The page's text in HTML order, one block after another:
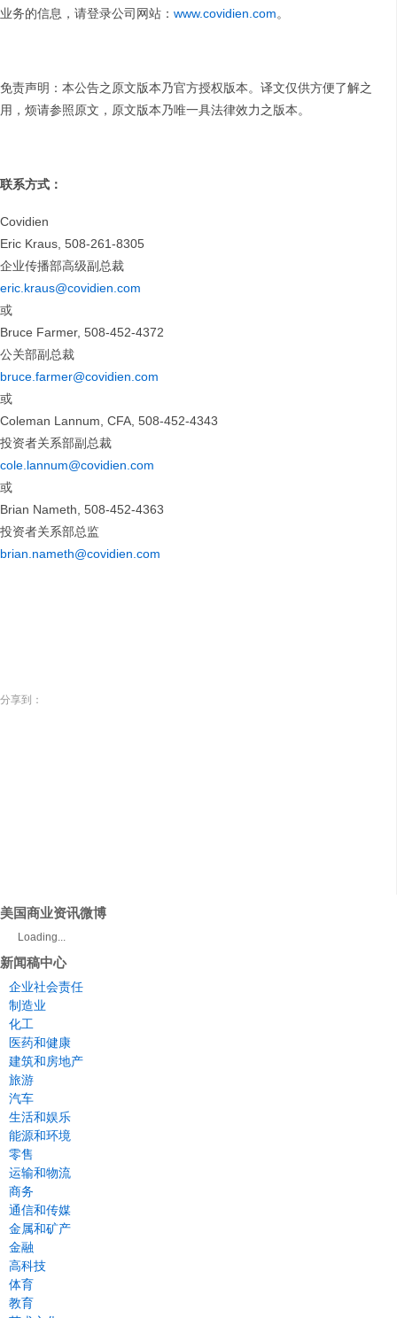
业务的信息，请登录公司网站： www.covidien.com。
免责声明：本公告之原文版本乃官方授权版本。译文仅供方便了解之
用，烦请参照原文，原文版本乃唯一具法律效力之版本。
联系方式：
Covidien
Eric Kraus, 508-261-8305
企业传播部高级副总裁
eric.kraus@covidien.com
或
Bruce Farmer, 508-452-4372
公关部副总裁
bruce.farmer@covidien.com
或
Coleman Lannum, CFA, 508-452-4343
投资者关系部副总裁
cole.lannum@covidien.com
或
Brian Nameth, 508-452-4363
投资者关系部总监
brian.nameth@covidien.com
分享到：
美国商业资讯微博
Loading...
新闻稿中心
企业社会责任
制造业
化工
医药和健康
建筑和房地产
旅游
汽车
生活和娱乐
能源和环境
零售
运输和物流
商务
通信和传媒
金属和矿产
金融
高科技
体育
教育